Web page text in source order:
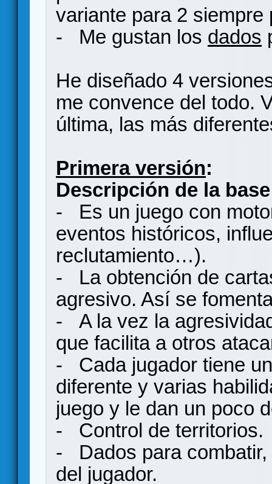
variante para 2 siempre
- Me gustan los dados
He diseñado 4
me convence del todo.
última, las más
Primera versión:
Descripción de la
- Es un juego con
eventos históricos,
reclutamiento…).
- La obtención de
agresivo. Así se
- A la vez la
que facilita a otros
- Cada jugador tiene
diferente y varias
juego y le dan un poco
- Control de territorios.
- Dados para combatir,
del jugador.